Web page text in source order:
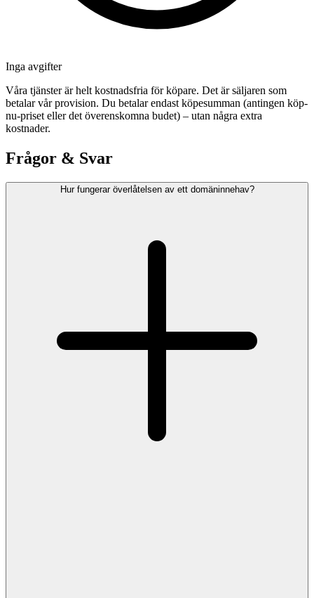
Inga avgifter
Våra tjänster är helt kostnadsfria för köpare. Det är säljaren som
betalar vår provision. Du betalar endast köpesumman (antingen köp-
nu-priset eller det överenskomna budet) – utan några extra
kostnader.
Frågor & Svar
Hur fungerar överlåtelsen av ett domäninnehav?